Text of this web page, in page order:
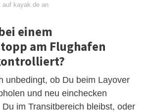
auf kayak.de an
einem
am Flughafen
unbedingt, ob Du beim Layover
und neu einchecken
im Transitbereich bleibst, oder